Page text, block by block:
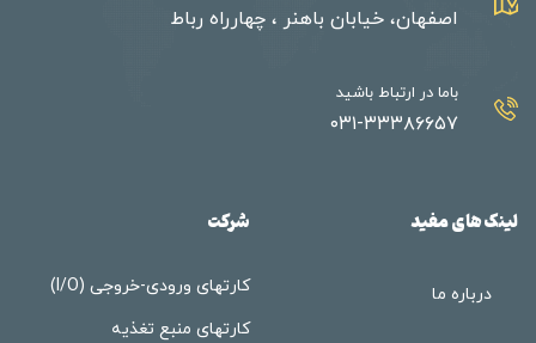
اصفهان، خیابان باهنر ، چهارراه رباط
باما در ارتباط باشید
۰۳۱-۳۳۳۸۶۶۵۷
لینک های مفید
درباره ما
شرکت
کارتهای ورودی-خروجی (I/O)
کارتهای منبع تغذیه